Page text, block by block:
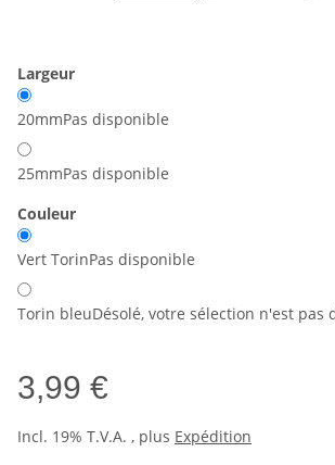
Largeur
20mmPas disponible
25mmPas disponible
Couleur
Vert TorinPas disponible
Torin bleuDésolé, votre sélection n'est pas
3,99 €
Incl. 19% T.V.A. , plus Expédition